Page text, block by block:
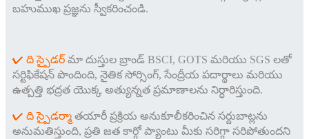
బహుముఖ ప్రజ్ఞను స్వీకరించండి.
✔ ది స్పైడర్ మా దుస్తుల బ్రాండ్ BSCI, GOTS మరియు SGS లతో
సర్టిఫికేషన్ పొందింది, నైతిక సోర్సింగ్, సేంద్రీయ పదార్థాలు మరియు
ఉత్పత్తి భద్రత యొక్క అత్యున్నత ప్రమాణాలను నిర్ధారిస్తుంది.
✔ ది స్పైడర్ మా తయారీ ప్రక్రియ అనుకూలీకరించిన సర్దుబాట్లను
అనుమతిస్తుంది, ప్రతి జత కార్గో ప్యాంటు మీకు సరిగ్గా సరిపోతుందని